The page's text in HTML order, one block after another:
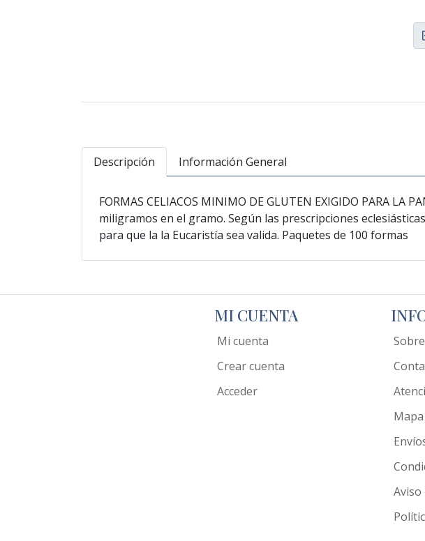
Descripción Información General
FORMAS CELIACOS MINIMO DE GLUTEN EXIGIDO PARA
miligramos en el gramo. Según las prescripciones
para que la la Eucaristía sea valida. Paquetes de 100 formas
MI CUENTA
Mi cuenta
Crear cuenta
Acceder
Aviso